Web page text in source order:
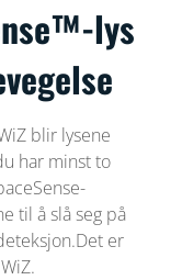
lys
blir lysene
har minst to
til å slå seg på
er